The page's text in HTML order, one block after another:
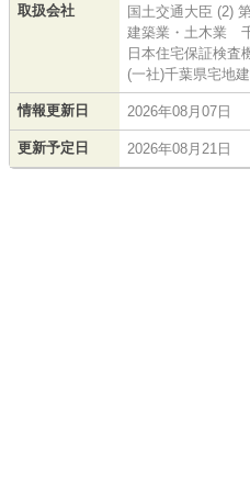
取扱会社
国土交通大臣 (2)
建築業・土木業
日本住宅保証検
(一社)千葉県宅地
情報更新日 2026年08月07日
更新予定日 2026年08月21日